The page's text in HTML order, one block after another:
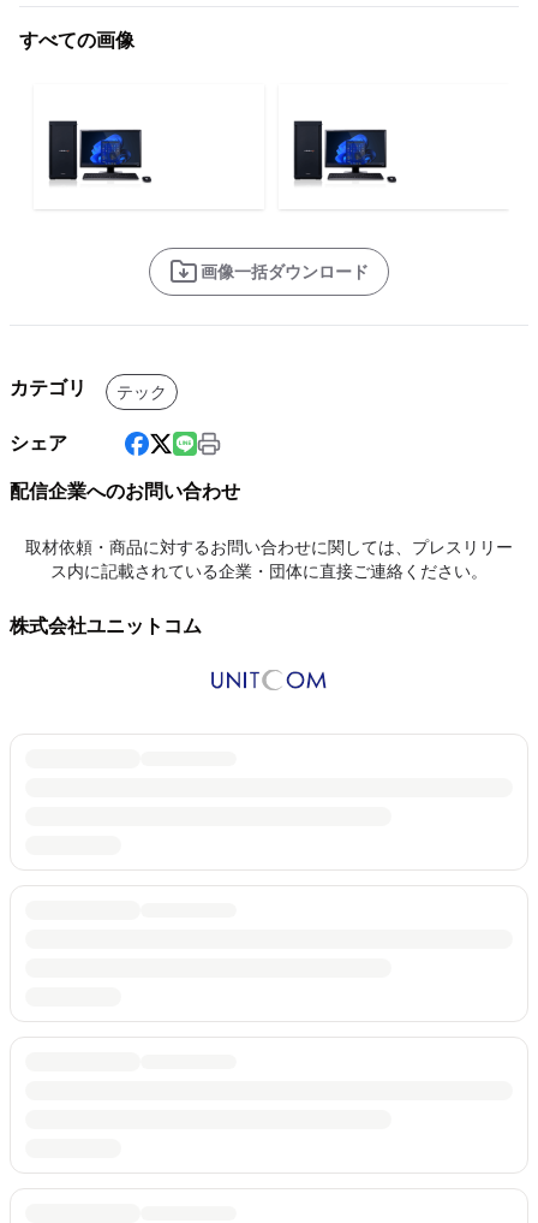
すべての画像
画像一括ダウンロード
カテゴリ テック
シェア
配信企業へのお問い合わせ
取材依頼・商品に対するお問い合わせに関しては、プレスリリー
ス内に記載されている企業・団体に直接ご連絡ください。
株式会社ユニットコム